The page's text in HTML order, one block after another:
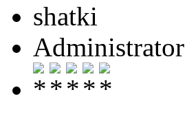
shatki
Administrator